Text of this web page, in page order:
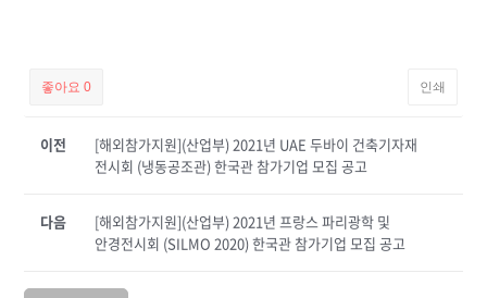
좋아요0 인쇄
이전
[해외참가지원](산업부) 2021년 UAE 두바이 건축기자재
전시회 (냉동공조관) 한국관 참가기업 모집 공고
[해외참가지원](산업부) 2021년 프랑스 파리광학 및
안경전시회 (SILMO 2020) 한국관 참가기업 모집 공고
다음